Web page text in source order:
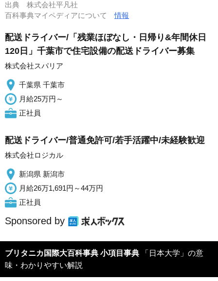
出典 株式会社平凡社
百科事典マイペディアについて情報
配送ドライバー/「残業ほぼなし・日帰り&年間休日
120日」千葉市で住宅設備の配送ドライバー募集
株式会社スパリア
千葉県 千葉市
月給25万円～
正社員
配送ドライバー/普通免許可/若手活躍中/未経験歓迎
株式会社ロジカル
新潟県 新潟市
月給26万1,691円～44万円
正社員
Sponsored by
ブリタニカ国際大百科事典 小項目事典
味・わかりやすい解説